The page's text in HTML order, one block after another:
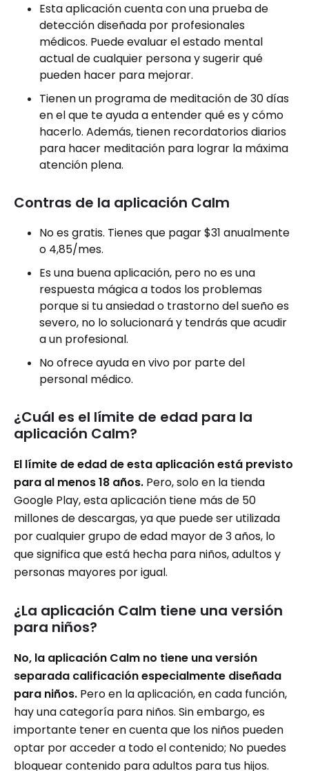
Esta aplicación cuenta con una prueba de
detección diseñada por profesionales
médicos. Puede evaluar el estado mental
actual de cualquier persona y sugerir qué
pueden hacer para mejorar.
Tienen un programa de meditación de 30 días
en el que te ayuda a entender qué es y cómo
hacerlo. Además, tienen recordatorios diarios
para hacer meditación para lograr la máxima
atención plena.
Contras de la aplicación Calm
No es gratis. Tienes que pagar $31 anualmente
o 4,85/mes.
Es una buena aplicación, pero no es una
respuesta mágica a todos los problemas
porque si tu ansiedad o trastorno del sueño es
severo, no lo solucionará y tendrás que acudir
a un profesional.
No ofrece ayuda en vivo por parte del
personal médico.
¿Cuál es el límite de edad para la
aplicación Calm?
El límite de edad de esta aplicación está previsto
para al menos 18 años. Pero, solo en la tienda
Google Play, esta aplicación tiene más de 50
millones de descargas, ya que puede ser utilizada
por cualquier grupo de edad mayor de 3 años, lo
que significa que está hecha para niños, adultos y
personas mayores por igual.
¿La aplicación Calm tiene una versión
para niños?
No, la aplicación Calm no tiene una versión
separada calificación especialmente diseñada
para niños. Pero en la aplicación, en cada función,
hay una categoría para niños. Sin embargo, es
importante tener en cuenta que los niños pueden
optar por acceder a todo el contenido; No puedes
bloquear contenido para adultos para tus hijos.